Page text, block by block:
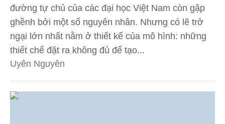
đường tự chủ của các đại học Việt Nam còn gập
ghềnh bởi một số nguyên nhân. Nhưng có lẽ trở
ngại lớn nhất nằm ở thiết kế của mô hình: những
thiết chế đặt ra không đủ để tạo...
Uyên Nguyên